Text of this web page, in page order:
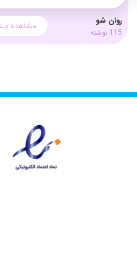
روان شو
115 نوشته مشاهده